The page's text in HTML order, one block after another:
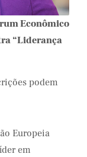
Econômico
“Liderança
podem
Europeia
em